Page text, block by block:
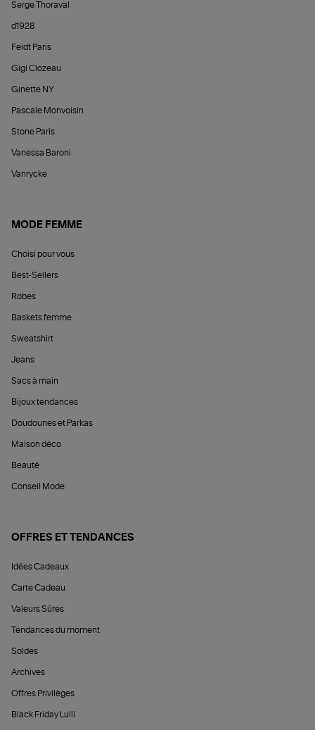
Serge Thoraval
d1928
Feidt Paris
Gigi Clozeau
Ginette NY
Pascale Monvoisin
Stone Paris
Vanessa Baroni
Vanrycke
MODE FEMME
Choisi pour vous
Best-Sellers
Robes
Baskets femme
Sweatshirt
Jeans
Sacs à main
Bijoux tendances
Doudounes et Parkas
Maison déco
Beauté
Conseil Mode
OFFRES ET TENDANCES
Idées Cadeaux
Carte Cadeau
Valeurs Sûres
Tendances du moment
Soldes
Archives
Offres Privilèges
Black Friday Lulli